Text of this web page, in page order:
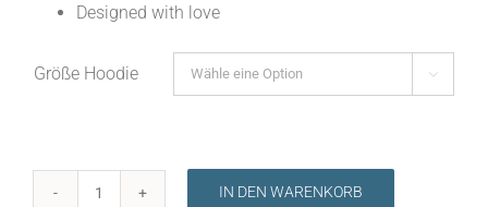
Designed with love
Größe Hoodie 
Hoodie,
IN DEN WARENKORB